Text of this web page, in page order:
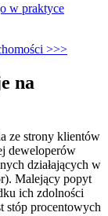
w praktyce
>>>
na
ze strony klientów
deweloperów
działających w
Malejący popyt
ich zdolności
stóp procentowych